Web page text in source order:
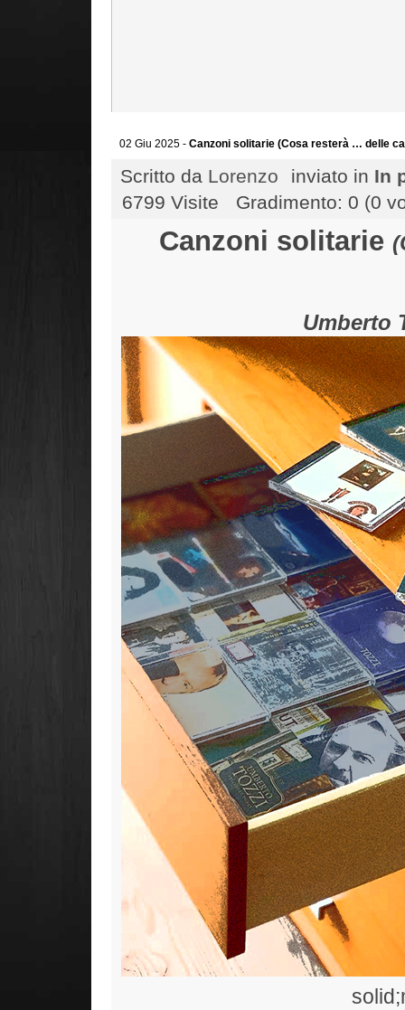
02 Giu 2025 - Canzoni solitarie (Cosa resterà … delle
Scritto da Lorenzo inviato in In
6799 Visite
Gradimento: 0 (0
Canzoni solitarie
Umberto